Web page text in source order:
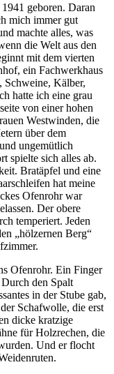
geboren. Daran
mich immer gut
machte alles, was
die Welt aus den
mit dem vierten
ein Fachwerkhaus
Schweine, Kälber,
hatte ich eine grau
von einer hohen
Westwinden, die
über dem
ungemütlich
spielte sich alles ab.
Bratäpfel und eine
hat meine
Ofenrohr war
Der obere
temperiert. Jeden
hölzernen Berg
Ofenrohr. Ein Finger
den Spalt
in der Stube gab,
Schafwolle, die erst
dicke kratzige
für Holzrechen, die
Und er flocht